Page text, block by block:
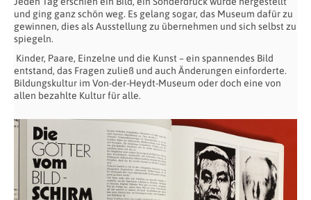
und ging ganz schön weg. Es gelang sogar, das Museum dafür zu
gewinnen, dies als Ausstellung zu übernehmen und sich selbst zu
spiegeln.
Kinder, Paare, Einzelne und die Kunst – ein spannendes Bild
entstand, das Fragen zuließ und auch Änderungen einforderte.
Bildungskultur im Von-der-Heydt-Museum oder doch eine von
allen bezahlte Kultur für alle.